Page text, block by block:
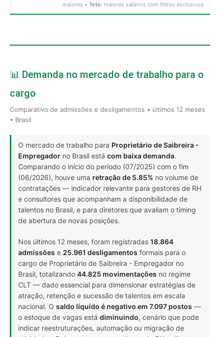
maiores • Teto: maiores salários com filtros exclusivos
📊 Demanda no mercado de trabalho para o
cargo
Comparativo de admissões e desligamentos • últimos 12 meses
• Brasil
O mercado de trabalho para Proprietário de Saibreira -
Empregador no Brasil está com baixa demanda.
Comparando o início do período (07/2025) com o fim
(06/2026), houve uma retração de 5.85% no volume de
contratações — indicador relevante para gestores de RH
e consultores que acompanham a disponibilidade de
talentos no Brasil, e para diretores que avaliam o timing
de abertura de novas posições.
Nos últimos 12 meses, foram registradas 18.864
admissões e 25.961 desligamentos formais para o
cargo de Proprietário de Saibreira - Empregador no
Brasil, totalizando 44.825 movimentações no regime
CLT — dado essencial para dimensionar estratégias de
atração, retenção e sucessão de talentos em escala
nacional. O saldo líquido é negativo em 7.097 postos —
o estoque de vagas está diminuindo, cenário que pode
indicar reestruturações, automação ou migração de